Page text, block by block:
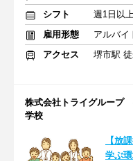
シフト
週1日以
雇用形態
アルバイ
アクセス
堺市駅
株式会社トライグルー
学校
【放
学ぶ